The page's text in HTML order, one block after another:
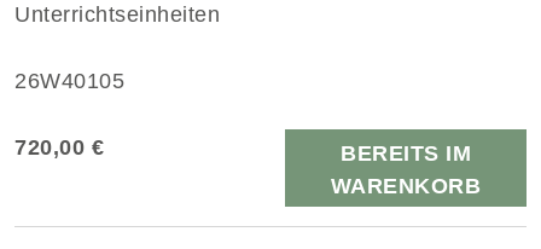
Unterrichtseinheiten
26W40105
720,00 €
BEREITS IM
WARENKORB